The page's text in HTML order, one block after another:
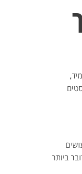
ביותר